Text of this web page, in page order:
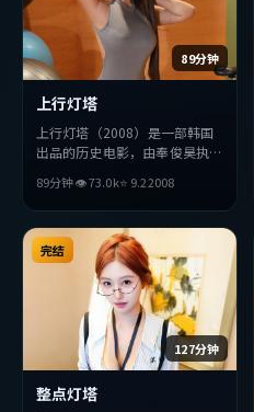
89分钟
上行灯塔
上行灯塔（2008）是一部韩国
出品的历史电影，由奉俊昊执
演。影片在叙事与视听上力求突
破，探讨人性与抉择，节奏张弛
有度，适合喜欢该类型的观众完
整观看。
89分钟👁73.0k⭐ 9.22008
127分钟
完结
整点灯塔